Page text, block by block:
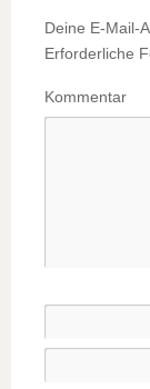
Deine E-Mail-
Erforderliche
Kommentar